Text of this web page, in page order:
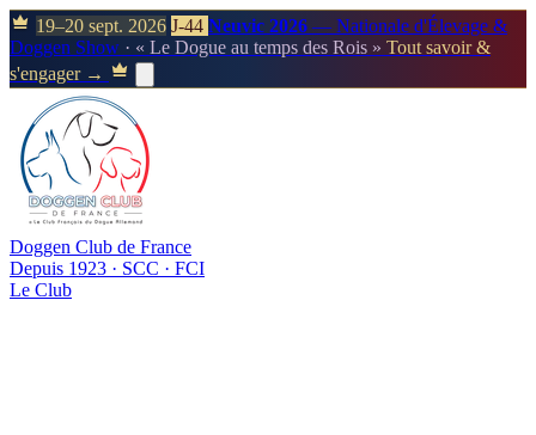
19–20 sept. 2026 J-44 Neuvic 2026 — Nationale d'Élevage &
Doggen Show · « Le Dogue au temps des Rois » Tout savoir &
s'engager →
Doggen Club de France
Depuis 1923 · SCC · FCI
Le Club